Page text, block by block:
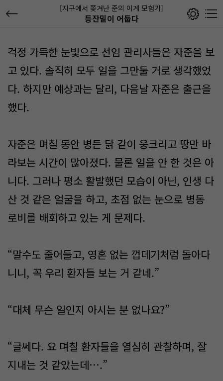
[지구에서 쫒겨난 준의 이계 모험기]
등잔밑이 어둡다
걱정 가득한 눈빛으로 선임 관리사들은 자준을 보
고 있다. 솔직히 모두 일을 그만둘 거로 생각했었
다. 하지만 예상과는 달리, 다음날 자준은 출근을
했다.
자준은 며칠 동안 병든 닭 같이 웅크리고 땅만 바
라보는 시간이 많아졌다. 물론 일을 안 한 것은 아
니다. 그러나 평소 활발했던 모습이 아닌, 인생 다
산 것 같은 얼굴을 하고, 초점 없는 눈으로 병동
로비를 배회하고 있는 게 문제다.
“말수도 줄어들고, 영혼 없는 껍데기처럼 돌아다
니니, 꼭 우리 환자들 보는 거 같네.”
“대체 무슨 일인지 아시는 분 없나요?”
“글쎄다. 요 며칠 환자들을 열심히 관찰하며, 잘
지내는 것 같았는데….”